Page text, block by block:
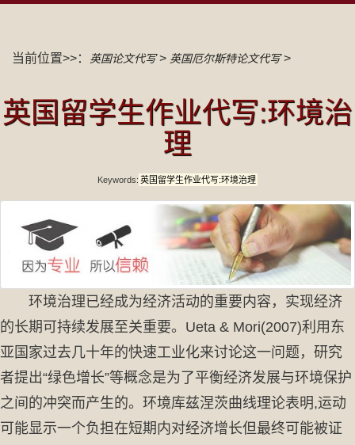
当前位置>>： 英国论文代写> 英国厄尔斯特论文代写>
英国留学生作业代写:环境治
理
Keywords: 英国留学生作业代写:环境治理
环境治理已经成为经济活动的重要内容，实现经济
的长期可持续发展至关重要。Ueta & Mori(2007)利用东
亚国家过去几十年的快速工业化来讨论这一问题，研究
者提出“绿色增长”等概念是为了平衡经济发展与环境保护
之间的冲突而产生的。环境库兹涅茨曲线理论表明,运动
可能显示一个负担在短期内对经济增长但最终可能被证